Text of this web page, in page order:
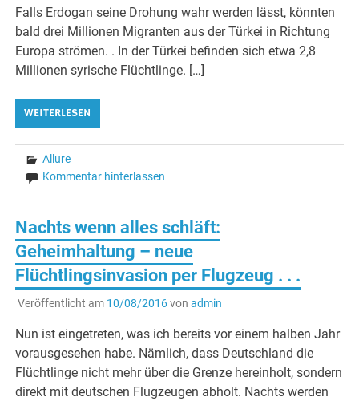
Falls Erdogan seine Drohung wahr werden lässt, könnten
bald drei Millionen Migranten aus der Türkei in Richtung
Europa strömen. . In der Türkei befinden sich etwa 2,8
Millionen syrische Flüchtlinge. […]
WEITERLESEN
Allure
Kommentar hinterlassen
Nachts wenn alles schläft:
Geheimhaltung – neue
Flüchtlingsinvasion per Flugzeug . . .
Veröffentlicht am 10/08/2016von admin
Nun ist eingetreten, was ich bereits vor einem halben Jahr
vorausgesehen habe. Nämlich, dass Deutschland die
Flüchtlinge nicht mehr über die Grenze hereinholt, sondern
direkt mit deutschen Flugzeugen abholt. Nachts werden